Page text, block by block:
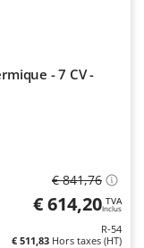
- 7 CV -
€ 841,76
€ 614,20 TVA
Inclus
R-54
€ 511,83 Hors taxes (HT)